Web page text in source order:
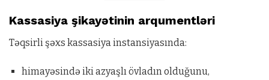
Kassasiya şikayətinin arqumentləri
Təqsirli şəxs kassasiya instansiyasında:
himayəsində iki azyaşlı övladın olduğunu,